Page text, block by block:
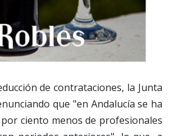
de contrataciones, la Junta
que "en Andalucía se ha
ciento menos de profesionales